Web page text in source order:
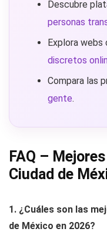
Descubre
personas
Explora webs
discretos
Compara las
gente.
FAQ –
Ciudad de
1. ¿Cuáles son las
de México en 2026?